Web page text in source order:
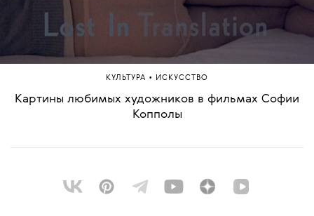
КУЛЬТУРА • ИСКУССТВО
Картины любимых художников в фильмах Софии
Копполы